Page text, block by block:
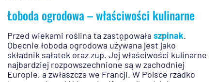
Łoboda ogrodowa – właściwości kulinarne
Przed wiekami roślina ta zastępowała szpinak.
Obecnie łoboda ogrodowa używana jest jako
składnik sałatek oraz zup. Jej właściwości kulinarne
najbardziej rozpowszechnione są w zachodniej
Europie, a zwłaszcza we Francji. W Polsce rzadko